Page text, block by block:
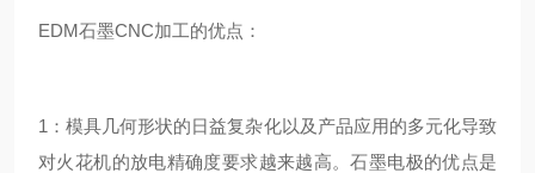
EDM石墨CNC加工的优点：
1：模具几何形状的日益复杂化以及产品应用的多元化导致
对火花机的放电精确度要求越来越高。石墨电极的优点是